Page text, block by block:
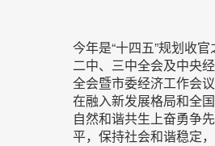
今年是“十四五”规划收
二中、三中全会及中央
全会暨市委经济工作会
在融入新发展格局和全
自然和谐共生上奋勇争
平，保持社会和谐稳定